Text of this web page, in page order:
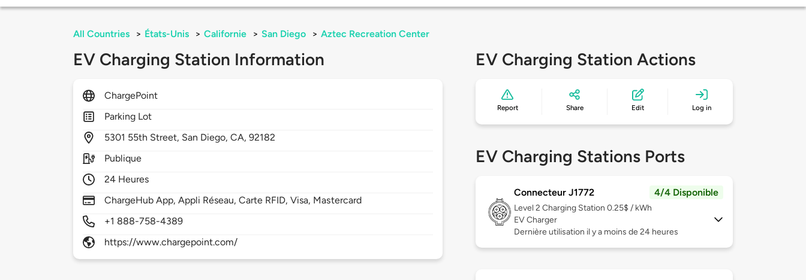
All Countries > États-Unis > Californie > San Diego > Aztec Recreation Center
EV Charging Station Information
ChargePoint
Parking Lot
5301 55th Street, San Diego,CA,92182
Publique
24 Heures
ChargeHub App, Appli Réseau, Carte RFID, Visa, Mastercard
+1 888-758-4389
https://www.chargepoint.com/
EV Charging Station Actions
Report Share Edit Log in
EV Charging Stations Ports
Connecteur J1772 4/4 Disponible
Level 2 Charging Station 0.25$ / kWh
EV Charger
Dernière utilisation il y a moins de 24 heures